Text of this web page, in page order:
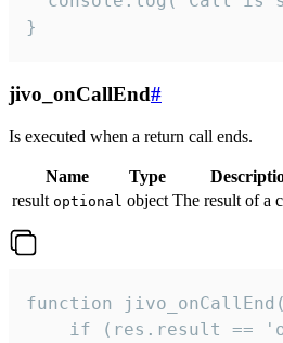
}
jivo_onCallEnd#
Is executed when a return call ends.
Name Type
result optional object The result of a
function
if (res.result ==